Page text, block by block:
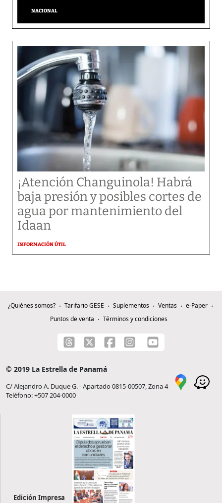
NACIONAL
¡Atención Changuinola! Habrá
baja presión y posibles cortes de
agua por mantenimiento del
Idaan
INFORMACIÓN ÚTIL
¿Quiénes somos? Tarifario GESE Suplementos Ventas
e-Paper
Puntos de venta
Términos y condiciones
© 2019 La Estrella de Panamá
C/ Alejandro A. Duque G. - Apartado 0815-00507, Zona 4
Teléfono: +507 204-0000
Edición Impresa